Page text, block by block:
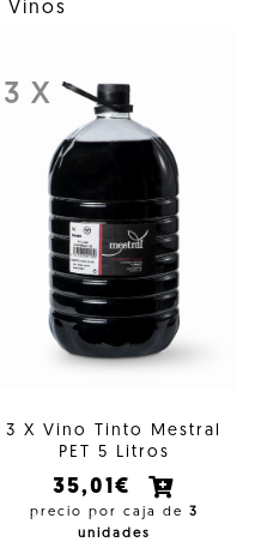
Vinos
3 X
3 X Vino Tinto Mestral
PET 5 Litros
35,01€
precio por caja de 3
unidades